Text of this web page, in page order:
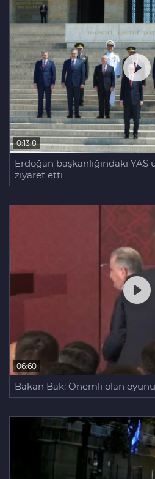
0:13:8
Erdoğan başkanlığındaki YAŞ
ziyaret etti
06:60
Bakan Bak: Önemli olan